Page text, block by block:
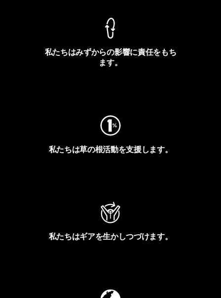
私たちはみずからの影響に責任をもち
ます。
私たちは草の根活動を支援します。
私たちはギアを生かしつづけます。